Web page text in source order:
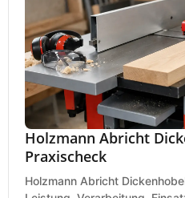
Holzmann Abricht
Praxischeck
Holzmann Abricht